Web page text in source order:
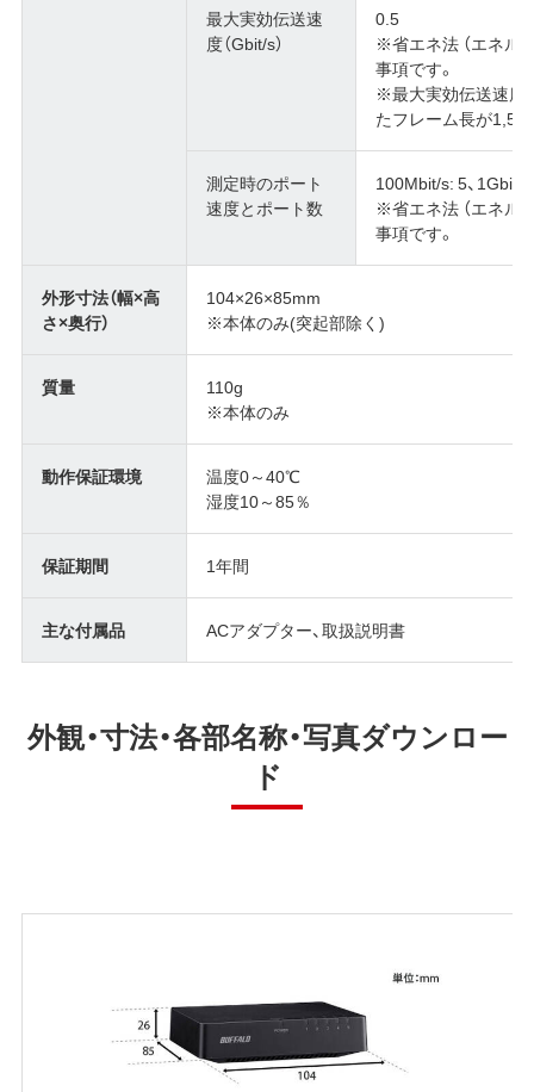
最大実効伝送速
度（Gbit/s）
0.5
※省エネ法 （エネル
事項です。
※最大実効伝送速度
たフレーム長が
測定時のポート
速度とポート数
100Mbit/s: 5、1Gbit/
※省エネ法 （エネル
事項です。
外形寸法（幅×高
さ×奥行）
104×26×85mm
※本体のみ(突起部除く)
質量
110g
※本体のみ
動作保証環境
温度0～40℃
湿度10～85％
保証期間 1年間
主な付属品 ACアダプター、取扱説明書
外観・寸法・各部名称・写真ダウンロー
ド